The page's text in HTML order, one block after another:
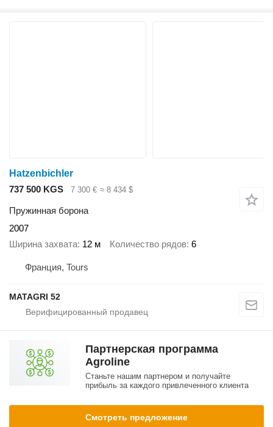
Hatzenbichler
737 500 KGS
7 300 € ≈ 8 434 $
Пружинная борона
2007
Ширина захвата 12 м Количество рядов 6
Франция, Tours
MATAGRI 52
Партнерская программа
Agroline
Станьте нашим партнером и получайте
прибыль за каждого привлеченного клиента
Смотреть предложение